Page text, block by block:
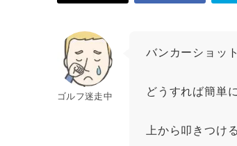
ゴルフ迷走中
バンカーショッ
どうすれば簡単
上から叩きつけ